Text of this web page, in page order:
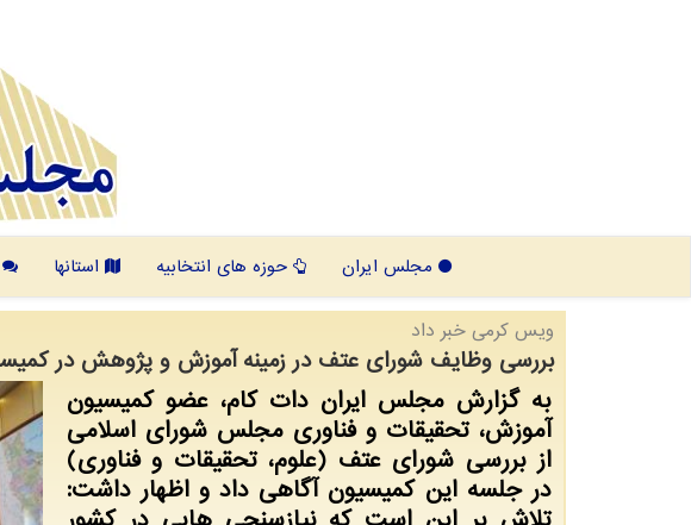
مجلس ایران حوزه های انتخابیه استانها
ویس كرمی خبر داد
بررسی وظایف شورای عتف در زمینه آموزش و پژوهش در
به گزارش مجلس ایران دات کام، عضو کمیسیون
آموزش، تحقیقات و فناوری مجلس شورای اسلامی
از بررسی شورای عتف (علوم، تحقیقات و فناوری)
در جلسه این کمیسیون آگاهی داد و اظهار داشت: